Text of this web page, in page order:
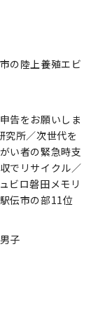
の陸上養殖エビ
告をお願いしま
究所／次世代を
い者の緊急時支
でリサイクル／
ビロ磐田メモリ
伝市の部11位
子